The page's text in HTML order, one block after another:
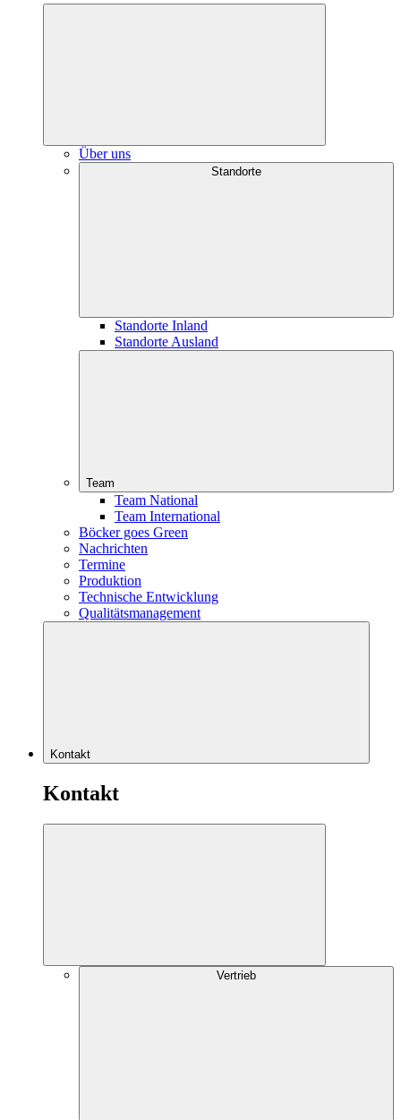
Über uns
Standorte
Standorte Inland
Standorte Ausland
Team
Team National
Team International
Böcker goes Green
Nachrichten
Termine
Produktion
Technische Entwicklung
Qualitätsmanagement
Kontakt
Kontakt
Vertrieb